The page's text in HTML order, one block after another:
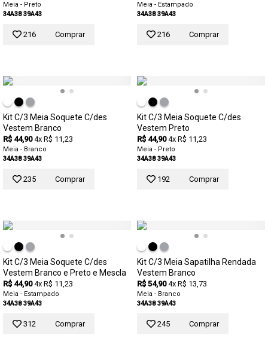
Meia - Preto
34A38 39A43
216 Comprar
Meia - Estampado
34A38 39A43
216 Comprar
Kit C/3 Meia Soquete C/des
Vestem Branco
R$ 44,90 4x R$ 11,23
Meia - Branco
34A38 39A43
235 Comprar
Kit C/3 Meia Soquete C/des
Vestem Preto
R$ 44,90 4x R$ 11,23
Meia - Preto
34A38 39A43
192 Comprar
Kit C/3 Meia Soquete C/des
Vestem Branco e Preto e Mescla
R$ 44,90 4x R$ 11,23
Meia - Estampado
34A38 39A43
312 Comprar
Kit C/3 Meia Sapatilha Rendada
Vestem Branco
R$ 54,90 4x R$ 13,73
Meia - Branco
34A38 39A43
245 Comprar